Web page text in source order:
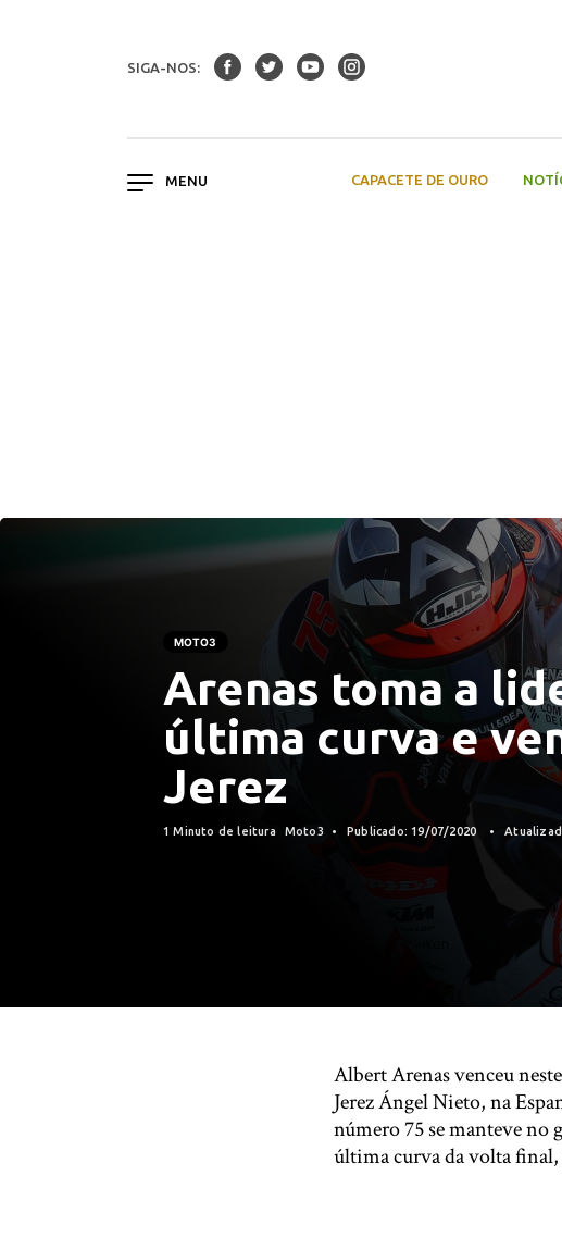
SIGA-NOS:
CAPACETE DE OURO
MOTO3
Arenas toma a
última curva e
Jerez
1 Minuto de leitura Moto3 Publicado: 19/07/2020
Albert Arenas venceu
Jerez Ángel Nieto, na
número 75 se manteve no
última curva da volta